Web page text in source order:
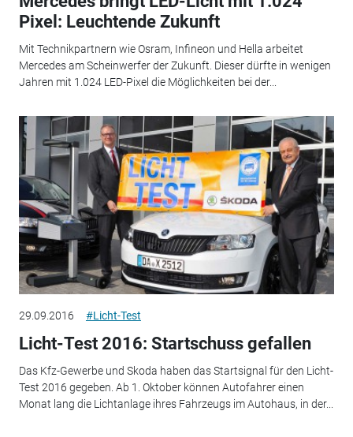
Pixel: Leuchtende Zukunft
Mit Technikpartnern wie Osram, Infineon und Hella arbeitet
Mercedes am Scheinwerfer der Zukunft. Dieser dürfte in wenigen
Jahren mit 1.024 LED-Pixel die Möglichkeiten bei der...
29.09.2016 #Licht-Test
Licht-Test 2016: Startschuss gefallen
Das Kfz-Gewerbe und Skoda haben das Startsignal für den Licht-
Test 2016 gegeben. Ab 1. Oktober können Autofahrer einen
Monat lang die Lichtanlage ihres Fahrzeugs im Autohaus, in der...